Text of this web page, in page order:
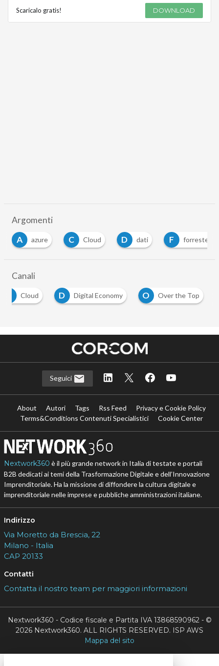
Scaricalo gratis! DOWNLOAD
Argomenti
azure Cloud dati forrester
Canali
Cloud D Digital Economy O Over the Top
Seguici
About Autori Tags Rss Feed
Privacy e Cookie Policy
Terms&Conditions Contenuti Specialistici
Cookie Center
Nextwork360 è il più grande network in Italia di testate e portali
B2B dedicati ai temi della Trasformazione Digitale e dell’Innovazione
Imprenditoriale. Ha la missione di diffondere la cultura digitale e
imprenditoriale nelle imprese e pubbliche amministrazioni italiane.
Indirizzo
Via Moretto da Brescia, 22
Milano - Italia
CAP 20133
Contatti
Contatta il nostro team per maggiori informazioni
Nextwork360 - Codice fiscale e Partita IVA 13868590962 - ©
2026 Nextwork360. ALL RIGHTS RESERVED. ISP AWS
Mappa del sito